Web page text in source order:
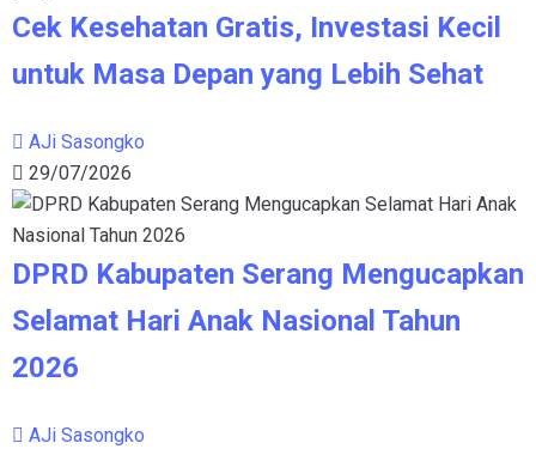
Cek Kesehatan Gratis, Investasi Kecil
untuk Masa Depan yang Lebih Sehat
AJi Sasongko
29/07/2026
DPRD Kabupaten Serang Mengucapkan
Selamat Hari Anak Nasional Tahun
2026
AJi Sasongko